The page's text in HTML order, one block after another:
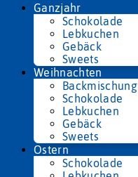
Ganzjahr
Schokolade
Lebkuchen
Gebäck
Sweets
Weihnachten
Backmischung
Schokolade
Lebkuchen
Gebäck
Sweets
Ostern
Schokolade